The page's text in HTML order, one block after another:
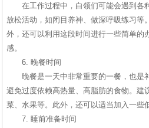
在工作过程中，白领们可能会遇到各
放松活动，如闭目养神、做深呼吸练习
外，还可以利用这段时间进行一些简单的
感。
6. 晚餐时间
晚餐是一天中非常重要的一餐，也是
避免过度依赖高热量、高脂肪的食物。建
菜、水果等。此外，还可以适当加入一些
7. 睡前准备时间